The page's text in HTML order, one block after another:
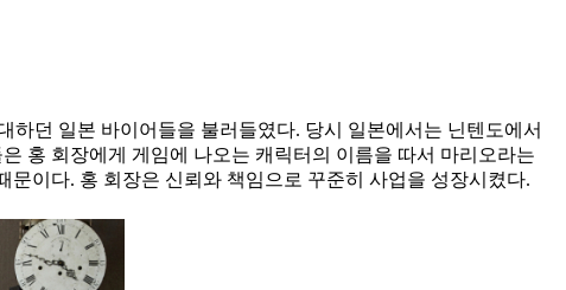
던 일본 바이어들을 불러들였다. 당시 일본에서는 닌텐도에서
홍 회장에게 게임에 나오는 캐릭터의 이름을 따서 마리오라는
이다. 홍 회장은 신뢰와 책임으로 꾸준히 사업을 성장시켰다.